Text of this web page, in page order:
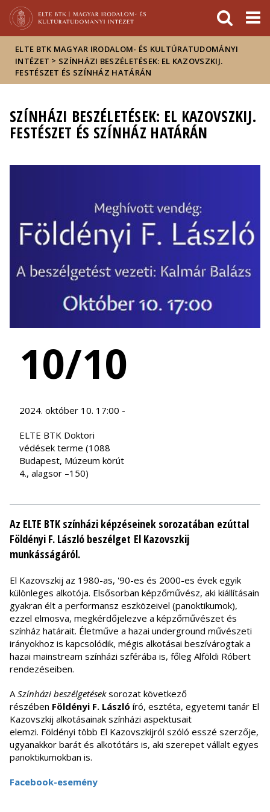
Hírek
Események
ELTE a
sajtóban
ELTE BTK MAGYAR IRODALOM- ÉS KULTÚRATUDOMÁNYI
INTÉZET > SZÍNHÁZI BESZÉLETÉSEK: EL KAZOVSZKIJ.
FESTÉSZET ÉS SZÍNHÁZ HATÁRÁN
SZÍNHÁZI BESZÉLETÉSEK: EL KAZOVSZKIJ.
FESTÉSZET ÉS SZÍNHÁZ HATÁRÁN
10/10
2024. október 10. 17:00 -
ELTE BTK Doktori
védések terme (1088
Budapest, Múzeum körút
4., alagsor –150)
Az ELTE BTK színházi képzéseinek sorozatában ezúttal
Földényi F. László beszélget El Kazovszkij
munkásságáról.
El Kazovszkij az 1980-as, '90-es és 2000-es évek egyik
különleges alkotója. Elsősorban képzőművész, aki kiállításain
gyakran élt a performansz eszközeivel (panoktikumok),
ezzel elmosva, megkérdőjelezve a képzőművészet és
színház határait. Életműve a hazai underground művészeti
irányokhoz is kapcsolódik, mégis alkotásai beszívárogtak a
hazai mainstream színházi szférába is, főleg Alföldi Róbert
rendezéseiben.
ASzínházi beszélgetéseksorozat következő
részében Földényi F. László író, esztéta, egyetemi tanár El
Kazovszkij alkotásainak színházi aspektusait
elemzi. Földényi több El Kazovszkijról szóló esszé szerzője,
ugyanakkor barát és alkotótárs is, aki szerepet vállalt egyes
panoktikumokban is.
Facebook-esemény